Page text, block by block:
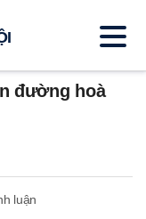
đường hoà
luận